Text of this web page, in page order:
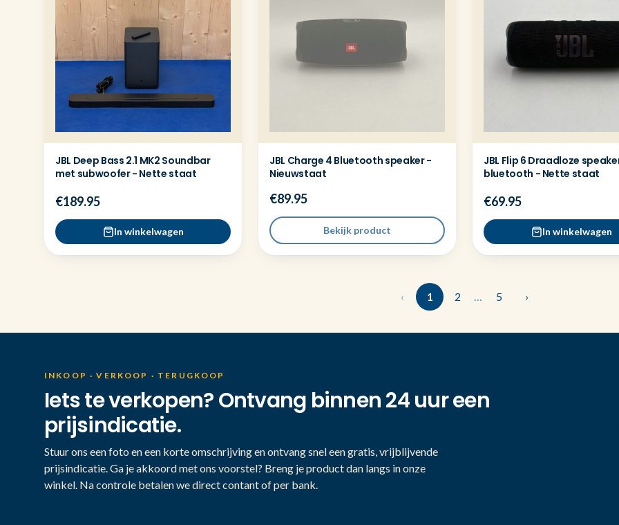
JBL Deep Bass 2.1 MK2 Soundbar
met subwoofer - Nette staat
€189.95
In winkelwagen
JBL Charge 4 Bluetooth speaker -
Nieuwstaat
€89.95
Bekijk product
JBL Flip 6 Draadloze
bluetooth - Nette staat
€69.95
In winkelwagen
‹ 1 2 … 5 ›
INKOOP · VERKOOP · TERUGKOOP
Iets te verkopen? Ontvang binnen 24 uur een
prijsindicatie.
Stuur ons een foto en een korte omschrijving en ontvang snel een gratis, vrijblijvende
prijsindicatie. Ga je akkoord met ons voorstel? Breng je product dan langs in onze
winkel. Na controle betalen we direct contant of per bank.